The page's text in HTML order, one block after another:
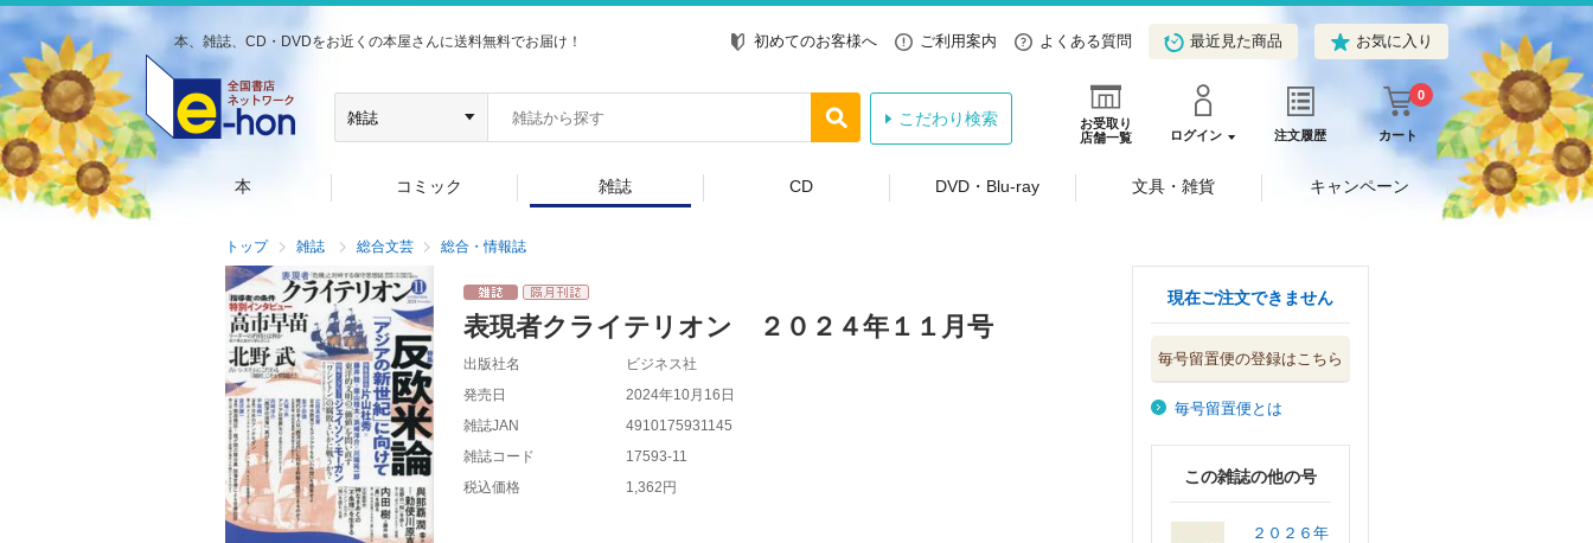
本、雑誌、CD・DVDをお近くの本屋さんに送料無料でお届け！ 初めてのお客様へ ご利用案内 よくある質問 最近見た商品 お気に入り
お受取り
店舗一覧
ログイン 注文履歴 カート
0
こだわり検索
本 コミック 雑誌 CD DVD・Blu-ray 文具・雑貨 キャンペーン
トップ 雑誌 総合文芸 総合・情報誌
表現者クライテリオン ２０２４年１１月号
出版社名
ビジネス社
発売日
2024年10月16日
雑誌JAN
4910175931145
雑誌コード
17593-11
税込価格
1,362円
現在ご注文できません
毎号留置便の登録はこちら
毎号留置便とは
この雑誌の他の号
２０２６年